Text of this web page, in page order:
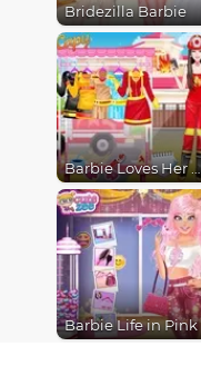
Bridezilla Barbie
Barbie Loves Her Job
Barbie Life in Pink